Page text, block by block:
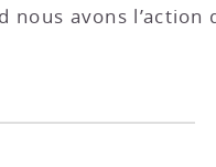
avons l’action